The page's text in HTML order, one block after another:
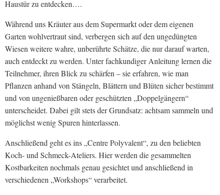
Haustür zu entdecken….
Während uns Kräuter aus dem Supermarkt oder dem eigenen
Garten wohlvertraut sind, verbergen sich auf den ungedüngten
Wiesen weitere wahre, unberührte Schätze, die nur darauf warten,
auch entdeckt zu werden. Unter fachkundiger Anleitung lernen die
Teilnehmer, ihren Blick zu schärfen – sie erfahren, wie man
Pflanzen anhand von Stängeln, Blättern und Blüten sicher bestimmt
und von ungenießbaren oder geschützten „Doppelgängern“
unterscheidet. Dabei gilt stets der Grundsatz: achtsam sammeln und
möglichst wenig Spuren hinterlassen.
Anschließend geht es ins „Centre Polyvalent“, zu den beliebten
Koch- und Schmeck-Ateliers. Hier werden die gesammelten
Kostbarkeiten nochmals genau gesichtet und anschließend in
verschiedenen „Workshops“ verarbeitet.